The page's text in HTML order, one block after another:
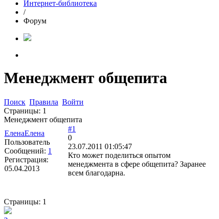
Интернет-библиотека
/
Форум
Менеджмент общепита
Поиск Правила Войти
Страницы: 1
Менеджмент общепита
ЕленаЕлена
Пользователь
Сообщений: 1
Регистрация:
05.04.2013
#1
0
23.07.2011 01:05:47
Кто может поделиться опытом
менеджмента в сфере общепита? Заранее
всем благодарна.
Страницы: 1